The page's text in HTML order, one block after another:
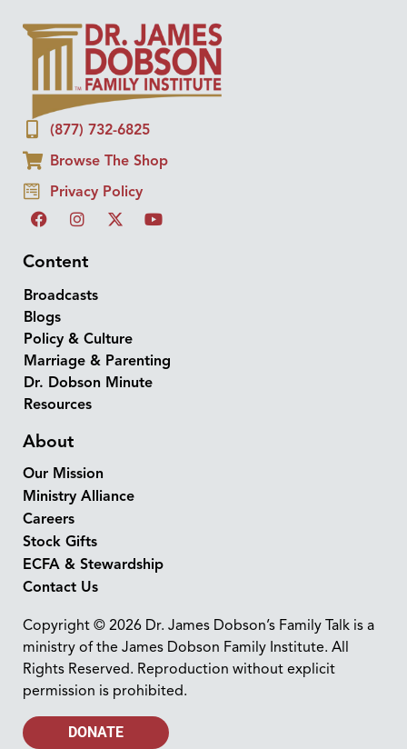
(877) 732-6825
Browse The Shop
Privacy Policy
Content
Broadcasts
Blogs
Policy & Culture
Marriage & Parenting
Dr. Dobson Minute
Resources
About
Our Mission
Ministry Alliance
Careers
Stock Gifts
ECFA & Stewardship
Contact Us
Copyright © 2026 Dr. James Dobson’s Family Talk is a
ministry of the James Dobson Family Institute. All
Rights Reserved. Reproduction without explicit
permission is prohibited.
DONATE